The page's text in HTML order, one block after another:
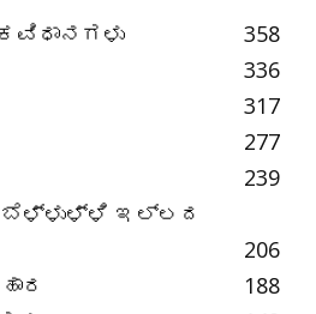
358
336
317
277
239
ಇಲ್ಲದ
206
188